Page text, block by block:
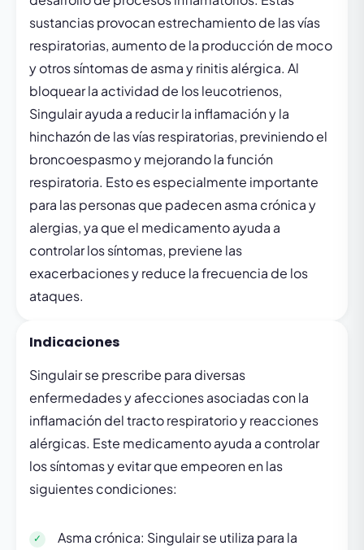
sustancias provocan estrechamiento de las vías
respiratorias, aumento de la producción de moco
y otros síntomas de asma y rinitis alérgica. Al
bloquear la actividad de los leucotrienos,
Singulair ayuda a reducir la inflamación y la
hinchazón de las vías respiratorias, previniendo el
broncoespasmo y mejorando la función
respiratoria. Esto es especialmente importante
para las personas que padecen asma crónica y
alergias, ya que el medicamento ayuda a
controlar los síntomas, previene las
exacerbaciones y reduce la frecuencia de los
ataques.
Indicaciones
Singulair se prescribe para diversas
enfermedades y afecciones asociadas con la
inflamación del tracto respiratorio y reacciones
alérgicas. Este medicamento ayuda a controlar
los síntomas y evitar que empeoren en las
siguientes condiciones:
Asma crónica: Singulair se utiliza para la